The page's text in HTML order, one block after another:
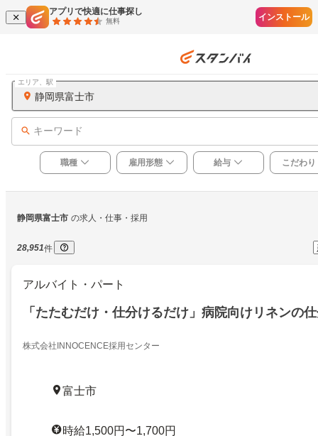
アプリで快適に仕事探し
無料 インストール
静岡県富士市
エリア、駅
キーワード
職種 雇用形態 給与 こだわり
静岡県富士市 の求人・仕事・採用
28,951件
アルバイト・パート
「たたむだけ・仕分けるだけ」病院向けリネンの
株式会社INNOCENCE採用センター
富士市
時給1,500円〜1,700円